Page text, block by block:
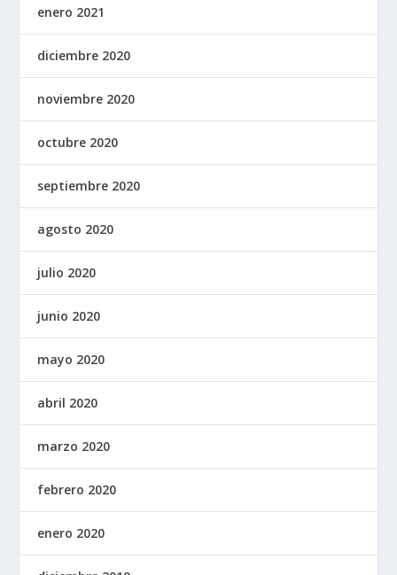
enero 2021
diciembre 2020
noviembre 2020
octubre 2020
septiembre 2020
agosto 2020
julio 2020
junio 2020
mayo 2020
abril 2020
marzo 2020
febrero 2020
enero 2020